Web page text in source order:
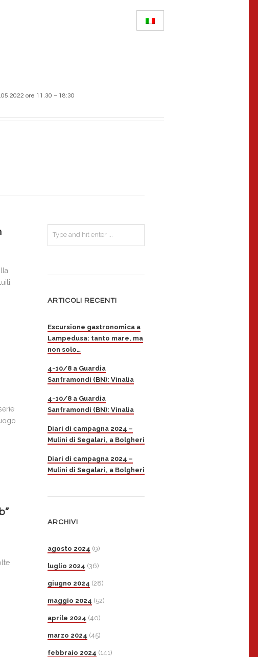
ore 11.30 – 18:30
ARTICOLI RECENTI
Escursione gastronomica a
Lampedusa: tanto mare, ma
non solo…
4-10/8 a Guardia
Sanframondi (BN): Vinalia
4-10/8 a Guardia
Sanframondi (BN): Vinalia
Diari di campagna 2024 –
Mulini di Segalari, a Bolgheri
Diari di campagna 2024 –
Mulini di Segalari, a Bolgheri
ARCHIVI
agosto 2024 (9)
luglio 2024 (36)
giugno 2024 (28)
maggio 2024 (52)
aprile 2024 (40)
marzo 2024 (45)
febbraio 2024 (141)